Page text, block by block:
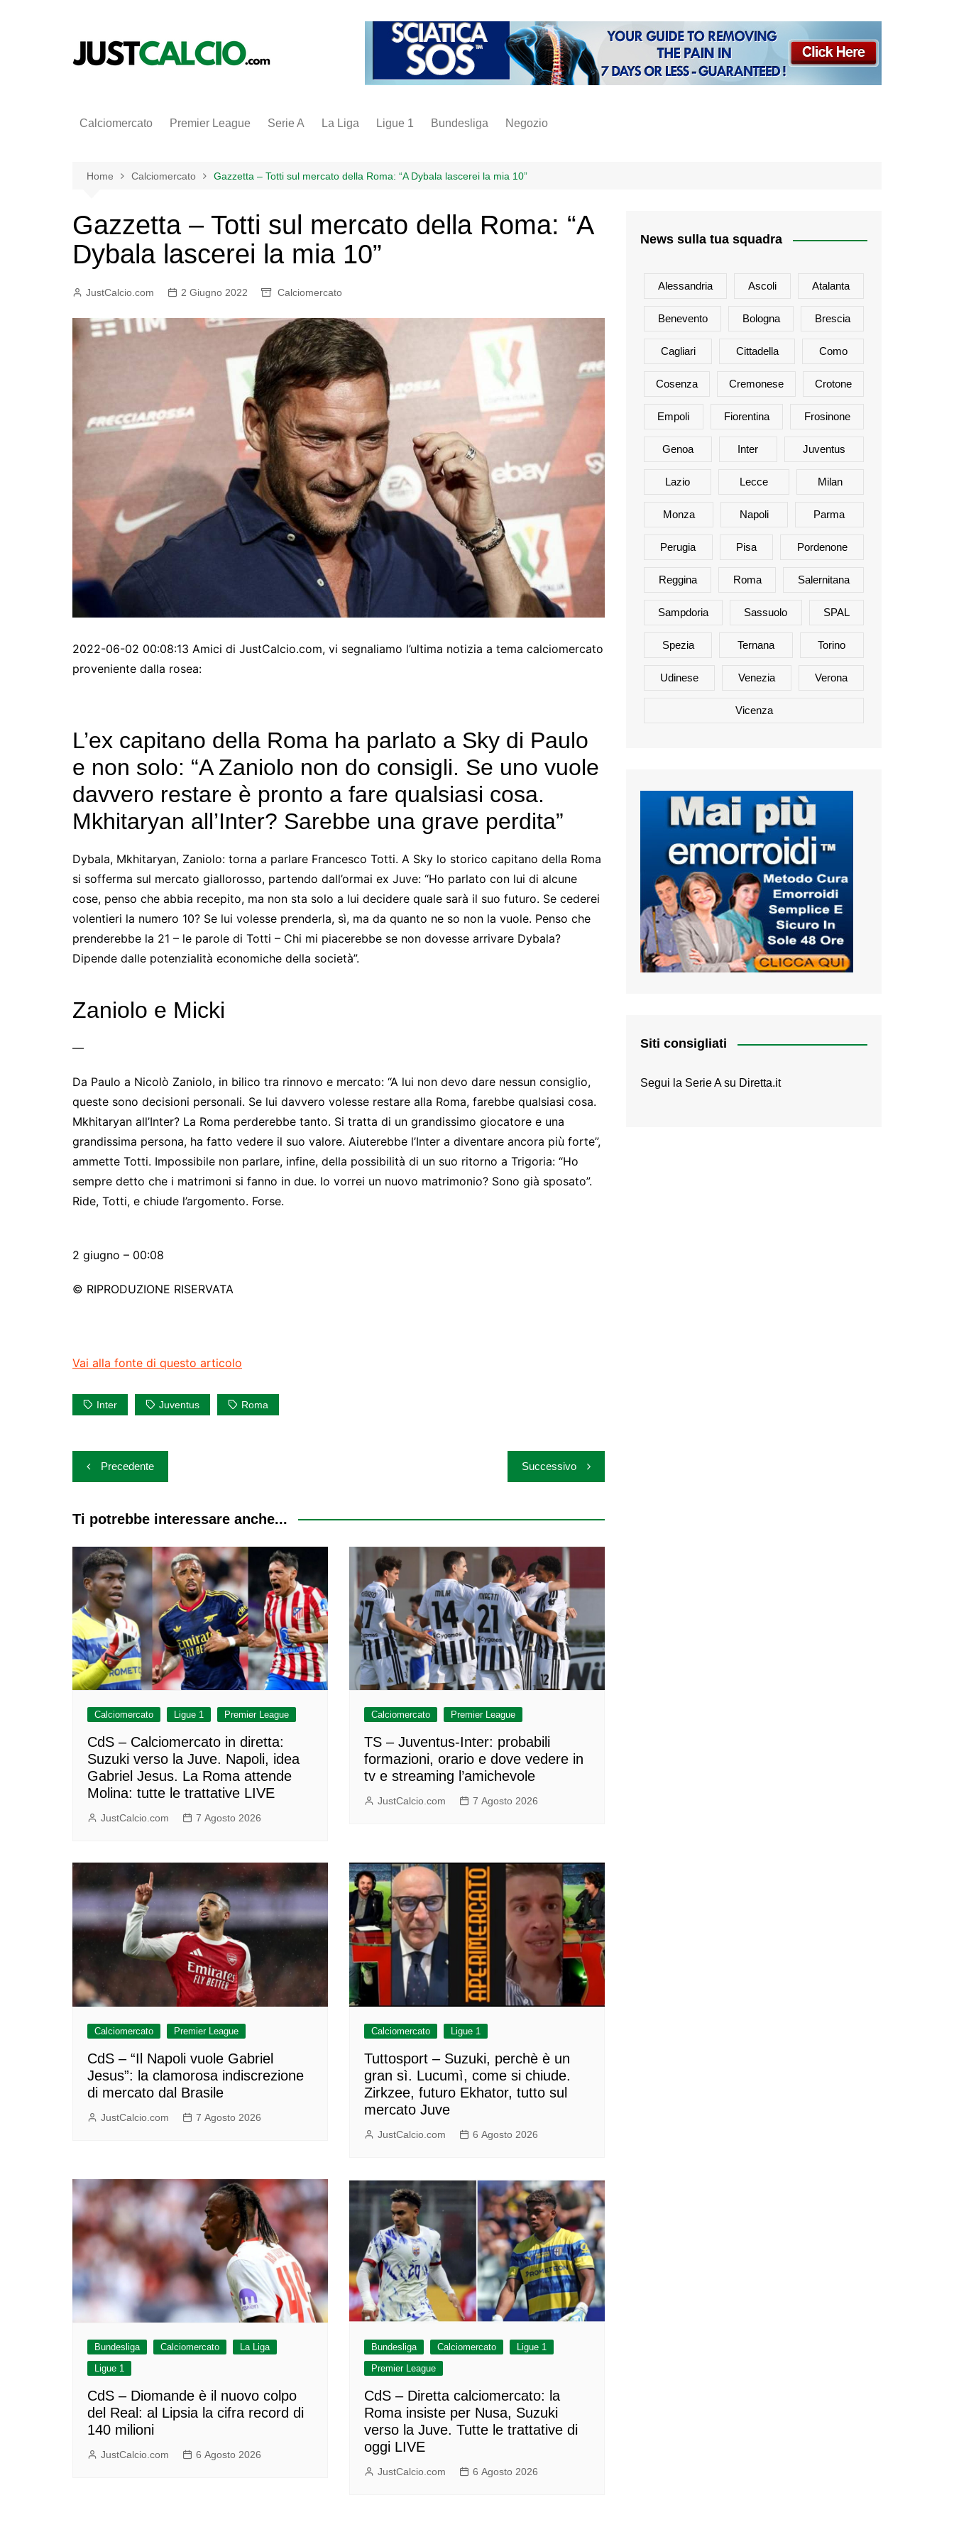
Calciomercato Premier League Serie A La Liga Ligue 1 Bundesliga Negozio
inter
napoli
Home Calciomercato Gazzetta – Totti sul mercato della Roma: “A Dybala lascerei la mia 10”
Gazzetta – Totti sul mercato della Roma: “A
Dybala lascerei la mia 10”
JustCalcio.com 2 Giugno 2022 Calciomercato
2022-06-02 00:08:13 Amici di JustCalcio.com, vi segnaliamo l’ultima notizia a tema calciomercato
proveniente dalla rosea:
L’ex capitano della Roma ha parlato a Sky di Paulo
e non solo: “A Zaniolo non do consigli. Se uno vuole
davvero restare è pronto a fare qualsiasi cosa.
Mkhitaryan all’Inter? Sarebbe una grave perdita”
Dybala, Mkhitaryan, Zaniolo: torna a parlare Francesco Totti. A Sky lo storico capitano della Roma
si sofferma sul mercato giallorosso, partendo dall’ormai ex Juve: “Ho parlato con lui di alcune
cose, penso che abbia recepito, ma non sta solo a lui decidere quale sarà il suo futuro. Se cederei
volentieri la numero 10? Se lui volesse prenderla, sì, ma da quanto ne so non la vuole. Penso che
prenderebbe la 21 – le parole di Totti – Chi mi piacerebbe se non dovesse arrivare Dybala?
Dipende dalle potenzialità economiche della società”.
Zaniolo e Micki
—
Da Paulo a Nicolò Zaniolo, in bilico tra rinnovo e mercato: “A lui non devo dare nessun consiglio,
queste sono decisioni personali. Se lui davvero volesse restare alla Roma, farebbe qualsiasi cosa.
Mkhitaryan all’Inter? La Roma perderebbe tanto. Si tratta di un grandissimo giocatore e una
grandissima persona, ha fatto vedere il suo valore. Aiuterebbe l’Inter a diventare ancora più forte”,
ammette Totti. Impossibile non parlare, infine, della possibilità di un suo ritorno a Trigoria: “Ho
sempre detto che i matrimoni si fanno in due. Io vorrei un nuovo matrimonio? Sono già sposato”.
Ride, Totti, e chiude l’argomento. Forse.
2 giugno – 00:08
© RIPRODUZIONE RISERVATA
Vai alla fonte di questo articolo
Inter Juventus Roma
Navigazione
articoli
Precedente Successivo
Ti potrebbe interessare anche...
Calciomercato Ligue 1 Premier League
CdS – Calciomercato in diretta:
Suzuki verso la Juve. Napoli, idea
Gabriel Jesus. La Roma attende
Molina: tutte le trattative LIVE
JustCalcio.com 7 Agosto 2026
Calciomercato Premier League
TS – Juventus-Inter: probabili
formazioni, orario e dove vedere in
tv e streaming l’amichevole
JustCalcio.com 7 Agosto 2026
Calciomercato Premier League
CdS – “Il Napoli vuole Gabriel
Jesus”: la clamorosa indiscrezione
di mercato dal Brasile
JustCalcio.com 7 Agosto 2026
Calciomercato Ligue 1
Tuttosport – Suzuki, perchè è un
gran sì. Lucumì, come si chiude.
Zirkzee, futuro Ekhator, tutto sul
mercato Juve
JustCalcio.com 6 Agosto 2026
Bundesliga Calciomercato
La Liga
Ligue 1
CdS – Diomande è il nuovo colpo
del Real: al Lipsia la cifra record di
140 milioni
JustCalcio.com 6 Agosto 2026
Bundesliga Calciomercato
Ligue 1
Premier League
CdS – Diretta calciomercato: la
Roma insiste per Nusa, Suzuki
verso la Juve. Tutte le trattative di
oggi LIVE
JustCalcio.com 6 Agosto 2026
News sulla tua squadra
Alessandria Ascoli Atalanta
Benevento Bologna Brescia
Cagliari Cittadella Como
Cosenza Cremonese Crotone
Empoli Fiorentina Frosinone
Genoa Inter Juventus
Lazio Lecce Milan
Monza Napoli Parma
Perugia Pisa Pordenone
Reggina Roma Salernitana
Sampdoria Sassuolo SPAL
Spezia Ternana Torino
Udinese Venezia Verona
Vicenza
Siti consigliati
Segui la Serie A su Diretta.it